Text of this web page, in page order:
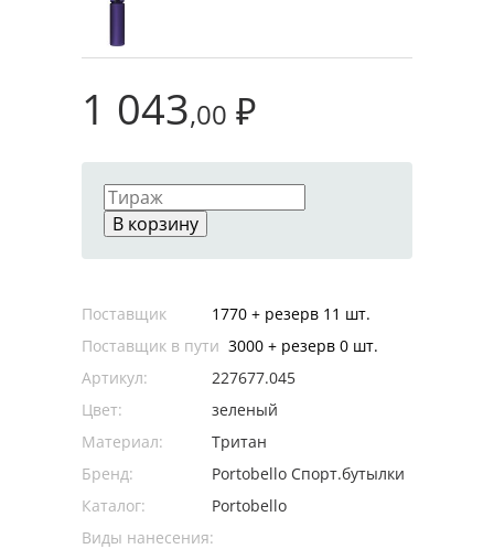
1 043,00 ₽
В корзину
Поставщик
1770 + резерв 11 шт.
Поставщик в пути 3000 + резерв 0 шт.
Артикул:
227677.045
Цвет:
зеленый
Материал:
Тритан
Бренд:
Portobello Спорт.бутылки
Каталог:
Portobello
Виды нанесения: